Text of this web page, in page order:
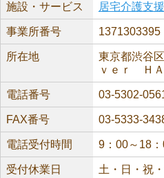
施設・サービス 居宅介護支援
事業所番号 1371303395
所在地
東京都渋谷
ｖｅｒ Ｈ
電話番号 03-5302-
FAX番号 03-5333-
電話受付時間 9：00～18
受付休業日 土・日・祝